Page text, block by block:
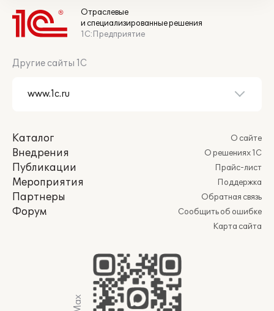
Отраслевые
и специализированные решения
1С:Предприятие
Другие сайты 1С
Каталог
Внедрения
Публикации
Мероприятия
Партнеры
Форум
О сайте
О решениях 1С
Прайс-лист
Поддержка
Обратная связь
Сообщить об ошибке
Карта сайта